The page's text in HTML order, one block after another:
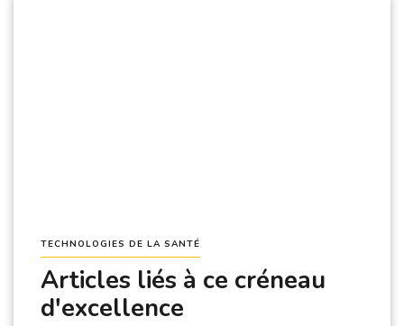
TECHNOLOGIES DE LA SANTÉ
Articles liés à ce créneau
d'excellence